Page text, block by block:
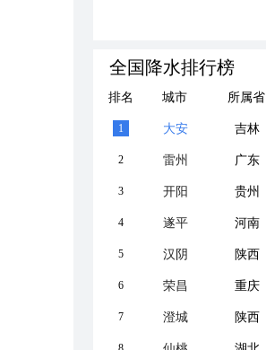
全国降水排行榜
排名 城市 所属省
1 大安 吉林
2 雷州 广东
3 开阳 贵州
4 遂平 河南
5 汉阴 陕西
6 荣昌 重庆
7 澄城 陕西